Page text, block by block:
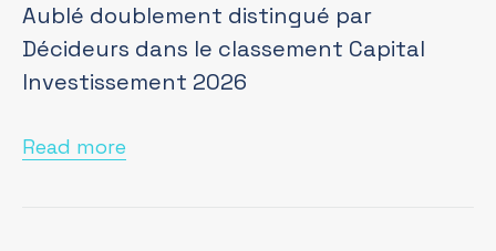
Aublé doublement distingué par
Décideurs dans le classement Capital
Investissement 2026
Read more